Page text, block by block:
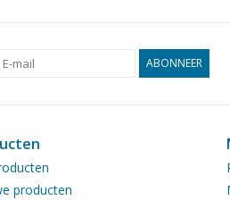
ABONNEER
producten